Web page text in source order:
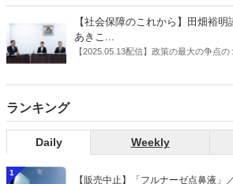
【社会保障のこれから】田畑裕
あきこ...
【2025.05.13配信】政策の最大の争点
よいのが社会保障のこれからのあり方
ランキング
Daily Weekly
1
【販売中止】「フルナーゼ点鼻液」